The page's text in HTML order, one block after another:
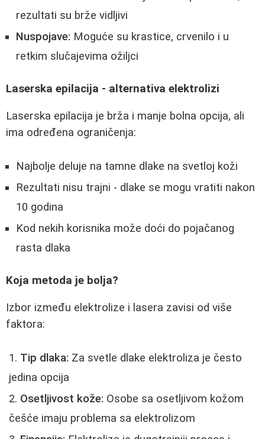
rezultati su brže vidljivi
Nuspojave: Moguće su krastice, crvenilo i u
retkim slučajevima ožiljci
Laserska epilacija - alternativa elektrolizi
Laserska epilacija je brža i manje bolna opcija, ali
ima određena ograničenja:
Najbolje deluje na tamne dlake na svetloj koži
Rezultati nisu trajni - dlake se mogu vratiti nakon
10 godina
Kod nekih korisnika može doći do pojačanog
rasta dlaka
Koja metoda je bolja?
Izbor između elektrolize i lasera zavisi od više
faktora:
Tip dlaka: Za svetle dlake elektroliza je često
jedina opcija
Osetljivost kože: Osobe sa osetljivom kožom
češće imaju problema sa elektrolizom